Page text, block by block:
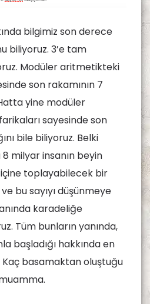
bilgimiz son derece
biliyoruz. 3’e tam
Modüler aritmetikteki
son rakamının 7
yine modüler
sayesinde son
bile biliyoruz. Belki
milyar insanın beyin
toplayabilecek bir
bu sayıyı düşünmeye
karadeliğe
Tüm bunların yanında,
başladığı hakkında en
basamaktan oluştuğu